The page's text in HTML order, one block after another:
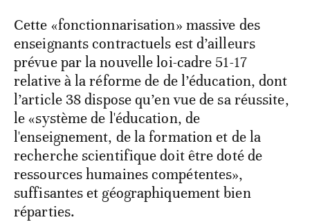
Cette «fonctionnarisation» massive des
enseignants contractuels est d’ailleurs
prévue par la nouvelle loi-cadre 51-17
relative à la réforme de de l’éducation, dont
l’article 38 dispose qu’en vue de sa réussite,
le «système de l'éducation, de
l'enseignement, de la formation et de la
recherche scientifique doit être doté de
ressources humaines compétentes»,
suffisantes et géographiquement bien
réparties.